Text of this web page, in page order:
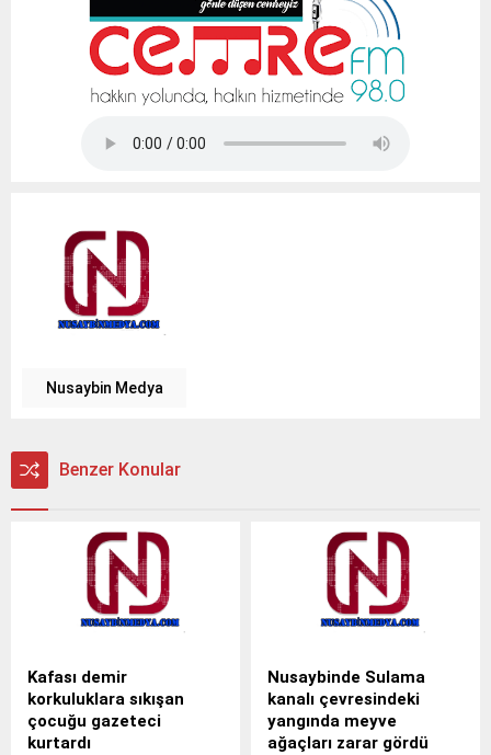
Nusaybin Medya
Benzer Konular
Kafası demir
korkuluklara sıkışan
çocuğu gazeteci
kurtardı
Nusaybinde Sulama
kanalı çevresindeki
yangında meyve
ağaçları zarar gördü